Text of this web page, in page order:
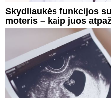
Skydliaukės funkcijos
moteris – kaip juos